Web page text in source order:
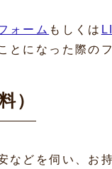
ォーム もしくは
になった際の
）
などを伺い、お